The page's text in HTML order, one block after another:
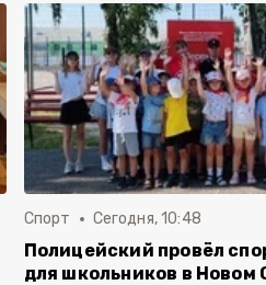
Спорт Сегодня, 10:48
Полицейский провёл
для школьников в Новом